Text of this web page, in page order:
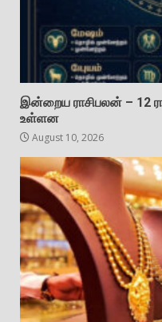
இன்றைய ராசிபலன் – 12
உள்ளன
August 10, 2026